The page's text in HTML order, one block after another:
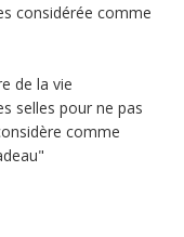
considérée comme
de la vie
selles pour ne pas
comme